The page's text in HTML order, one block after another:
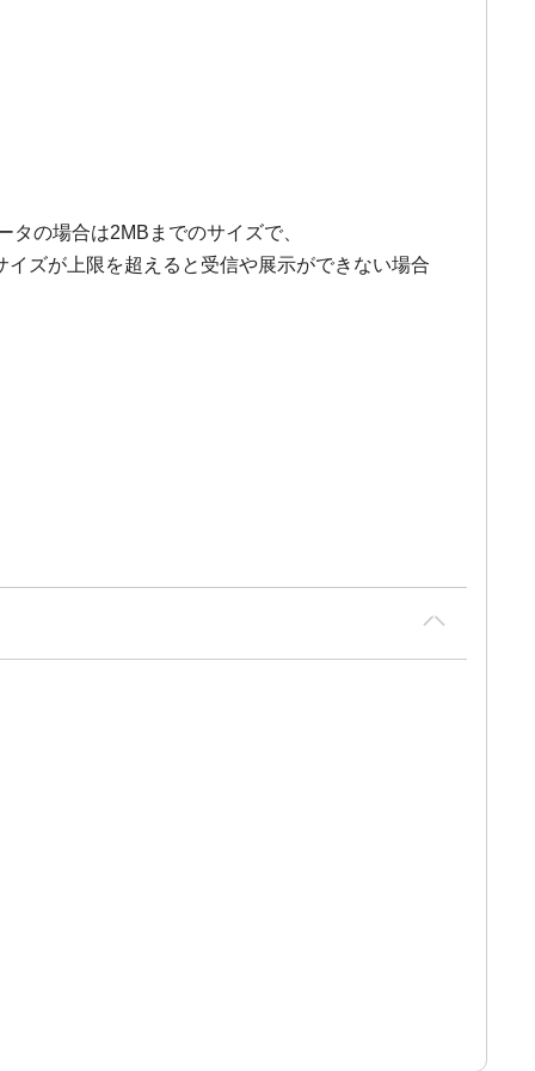
の場合は2MBまでのサイズで、
ズが上限を超えると受信や展示ができない場合